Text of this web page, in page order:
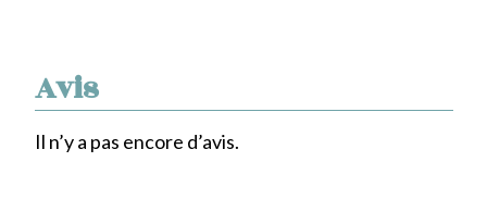
Avis
Il n’y a pas encore d’avis.